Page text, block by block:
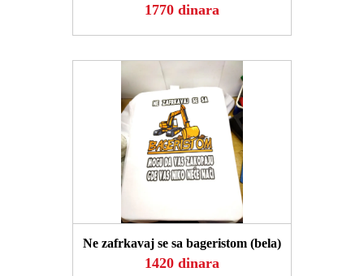
1770 dinara
Ne zafrkavaj se sa bageristom (bela)
1420 dinara